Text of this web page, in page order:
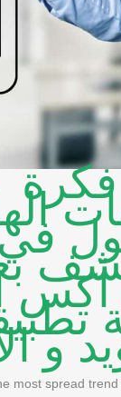
فكرة
اكس
و
most spread